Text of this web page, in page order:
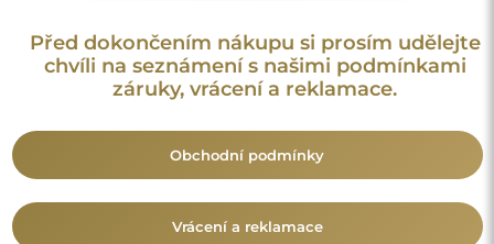
Před dokončením nákupu si prosím udělejte
chvíli na seznámení s našimi podmínkami
záruky, vrácení a reklamace.
Obchodní podmínky
Vrácení a reklamace